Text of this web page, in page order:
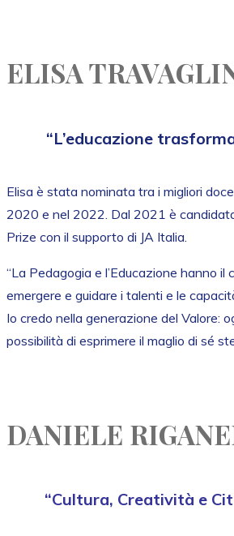
ELISA
“L’educazione
Elisa è stata nominata tra i migliori
2020 e nel 2022. Dal 2021 è
Prize con il supporto di JA Italia.
“La Pedagogia e l’Educazione hanno il
emergere e guidare i talenti e le
Io credo nella generazione del Valore:
possibilità di esprimere il maglio di sé
DANIELE
“Cultura, Creatività e